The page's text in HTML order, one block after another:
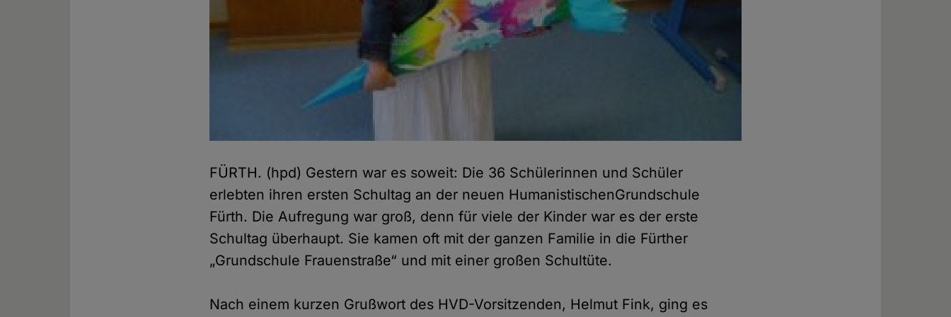
FÜRTH. (hpd) Gestern war es soweit: Die 36 Schülerinnen und Schüler
erlebten ihren ersten Schultag an der neuen HumanistischenGrundschule
Fürth. Die Aufregung war groß, denn für viele der Kinder war es der erste
Schultag überhaupt. Sie kamen oft mit der ganzen Familie in die Fürther
„Grundschule Frauenstraße“ und mit einer großen Schultüte.
Nach einem kurzen Grußwort des HVD-Vorsitzenden, Helmut Fink, ging es